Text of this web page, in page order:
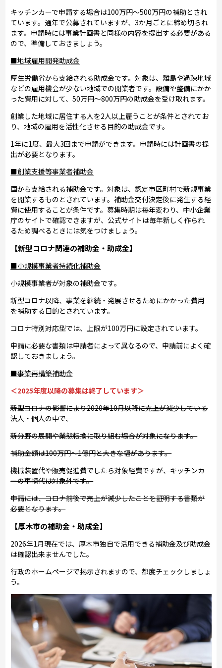
キッチンカーで申請する場合は100万円～500万円の補助とされ
ています。通年で公募されていますが、3か月ごとに締め切られ
ます。申請時には事業計画書と同様の内容を提出する必要がある
ので、準備しておきましょう。
■地域雇用開発助成金
厚生労働省から支給される助成金です。対象は、離島や過疎地域
などの雇用機会が少ない地域での開業者です。設備や整備にかか
った費用に対して、50万円～800万円の助成金を受け取れます。
創業した地域に居住する人を2人以上雇うことが条件とされてお
り、地域の雇用を活性化させる目的の助成金です。
1年に1度、最大3回まで申請ができます。申請時には計画書の提
出が必要となります。
■創業支援等事業者補助金
国から支給される補助金です。対象は、認定市区町村で新規事業
を開業するものとされています。補助金交付決定後に発生する経
費に使用することが条件です。募集時期は毎年変わり、中小企業
庁のサイトで確認できますが、公式サイトは毎年新しく作られ
るため調べるときには気をつけましょう。
【新型コロナ関連の補助金・助成金】
■小規模事業者持続化補助金
小規模事業者が対象の補助金です。
新型コロナ以降、事業を継続・発展させるためにかかった費用
を補助する目的とされています。
コロナ特別対応型では、上限が100万円に設定されています。
申請に必要な書類は申請者によって異なるので、申請前によく確
認しておきましょう。
■事業再構築補助金
＜2025年度以降の募集は終了しています＞
新型コロナの影響により2020年10月以降に売上が減少している
法人・個人の中で、
新分野の展開や業態転換に取り組む場合が対象になります。
補助金額は100万円～1億円と大きな幅があります。
機械装置代や販売促進費でしたら対象経費ですが、キッチンカ
ーの車輌代は対象外です。
申請には、コロナ前後で売上が減少したことを証明する書類が
必要となります。
【厚木市の補助金・助成金】
2026年1月現在では、厚木市独自で活用できる補助金及び助成金
は確認出来ませんでした。
行政のホームページで掲示されますので、都度チェックしましょ
う。